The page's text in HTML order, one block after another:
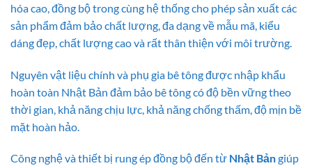
hóa cao, đồng bộ trong cùng hệ thống cho phép sản xuất các
sản phẩm đảm bảo chất lượng, đa dạng về mẫu mã, kiểu
dáng đẹp, chất lượng cao và rất thân thiện với môi trường.
Nguyên vật liệu chính và phụ gia bê tông được nhập khẩu
hoàn toàn Nhật Bản đảm bảo bê tông có độ bền vững theo
thời gian, khả năng chịu lực, khả năng chống thấm, độ mịn bề
mặt hoàn hảo.
Công nghệ và thiết bị rung ép đồng bộ đến từ Nhật Bảngiúp